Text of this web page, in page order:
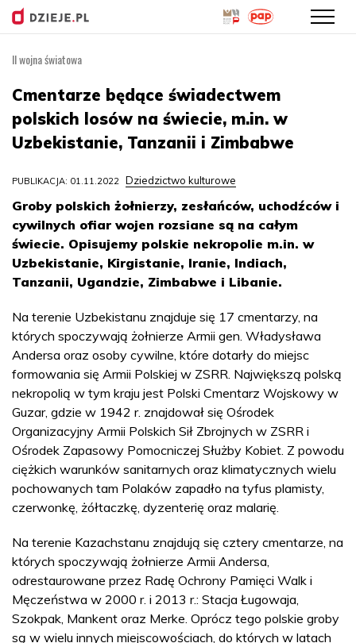
treści
II wojna światowa
Cmentarze będące świadectwem
polskich losów na świecie, m.in. w
Uzbekistanie, Tanzanii i Zimbabwe
PUBLIKACJA: 01.11.2022 Dziedzictwo kulturowe
Groby polskich żołnierzy, zesłańców, uchodźców i
cywilnych ofiar wojen rozsiane są na całym
świecie. Opisujemy polskie nekropolie m.in. w
Uzbekistanie, Kirgistanie, Iranie, Indiach,
Tanzanii, Ugandzie, Zimbabwe i Libanie.
Na terenie Uzbekistanu znajduje się 17 cmentarzy, na
których spoczywają żołnierze Armii gen. Władysława
Andersa oraz osoby cywilne, które dotarły do miejsc
formowania się Armii Polskiej w ZSRR. Największą polską
nekropolią w tym kraju jest Polski Cmentarz Wojskowy w
Guzar, gdzie w 1942 r. znajdował się Ośrodek
Organizacyjny Armii Polskich Sił Zbrojnych w ZSRR i
Ośrodek Zapasowy Pomocniczej Służby Kobiet. Z powodu
ciężkich warunków sanitarnych oraz klimatycznych wielu
pochowanych tam Polaków zapadło na tyfus plamisty,
czerwonkę, żółtaczkę, dyzenterię oraz malarię.
Na terenie Kazachstanu znajdują się cztery cmentarze, na
których spoczywają żołnierze Armii Andersa,
odrestaurowane przez Radę Ochrony Pamięci Walk i
Męczeństwa w 2000 r. i 2013 r.: Stacja Ługowaja,
Szokpak, Mankent oraz Merke. Oprócz tego polskie groby
są w wielu innych miejscowościach, do których w latach